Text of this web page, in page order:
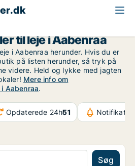
til leje i Aabenraa
i Aabenraa herunder. Hvis du er
på listen herunder, så tryk på
videre. Held og lykke med jagten
Mere info om
Aabenraa.
Opdaterede 24h51
Søg